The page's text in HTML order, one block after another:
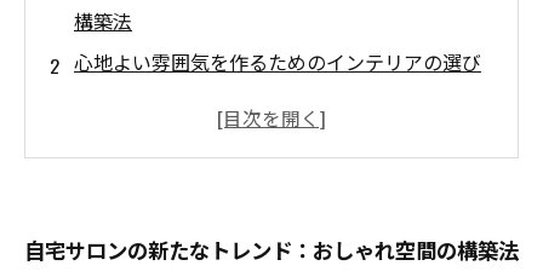
構築法
心地よい雰囲気を作るためのインテリアの選び
お客様を惹きつける！集客のための実践的な工
成功する自宅サロンの秘訣：独自性と居心地の
自宅サロンの新たなトレンド：おしゃれ空間の構築法